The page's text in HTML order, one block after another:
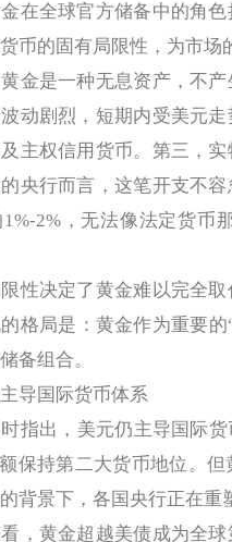
全球官方储备中的角色
币的固有局限性，为市
是一种无息资产，不产
动剧烈，短期内受美元
主权信用货币。第三，
央行而言，这笔开支不
2%，无法像法定货币
决定了黄金难以完全取
格局是：黄金作为重要
备组合。
国际货币体系
出，美元仍主导国际货
保持第二大货币地位。
背景下，各国央行正在重
黄金超越美债成为全球